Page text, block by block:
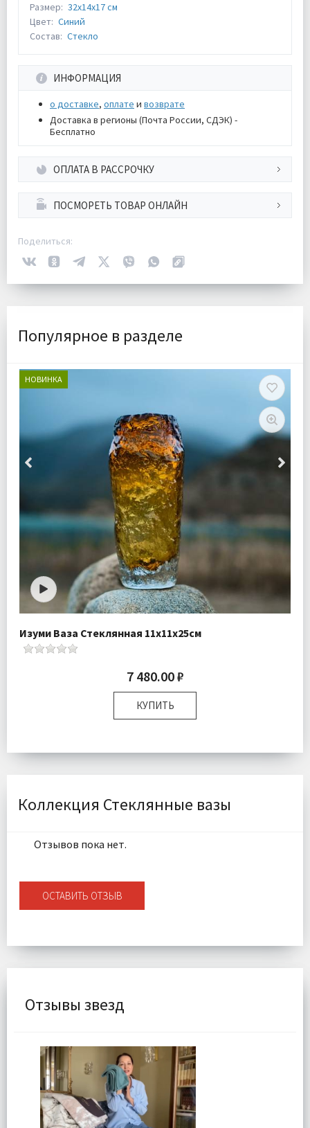
Размер: 32х14х17 см
Цвет: Синий
Состав: Стекло
ИНФОРМАЦИЯ
о доставке, оплате и возврате
Доставка в регионы (Почта России, СДЭК) -
Бесплатно
ОПЛАТА В РАССРОЧКУ
ПОСМОРЕТЬ ТОВАР ОНЛАЙН
Поделиться:
Популярное в разделе
НОВИНКА
Изуми Ваза Стеклянная 11х11х25см
7 480.00 ₽
КУПИТЬ
Доставка:
Бесплатно
Коллекция Стеклянные вазы
Отзывов пока нет.
ОСТАВИТЬ ОТЗЫВ
Отзывы звезд